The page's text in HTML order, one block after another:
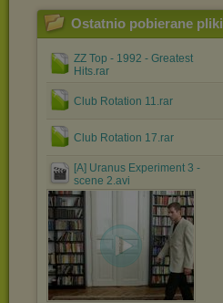
Ostatnio pobierane pliki
ZZ Top - 1992 - Greatest
Hits.rar
Club Rotation 11.rar
Club Rotation 17.rar
[A] Uranus Experiment 3 -
scene 2.avi